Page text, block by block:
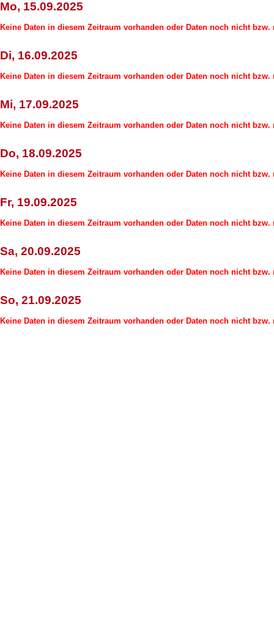
Mo, 15.09.2025
Keine Daten in diesem Zeitraum vorhanden oder Daten noch nicht
Di, 16.09.2025
Keine Daten in diesem Zeitraum vorhanden oder Daten noch nicht
Mi, 17.09.2025
Keine Daten in diesem Zeitraum vorhanden oder Daten noch nicht
Do, 18.09.2025
Keine Daten in diesem Zeitraum vorhanden oder Daten noch nicht
Fr, 19.09.2025
Keine Daten in diesem Zeitraum vorhanden oder Daten noch nicht
Sa, 20.09.2025
Keine Daten in diesem Zeitraum vorhanden oder Daten noch nicht
So, 21.09.2025
Keine Daten in diesem Zeitraum vorhanden oder Daten noch nicht